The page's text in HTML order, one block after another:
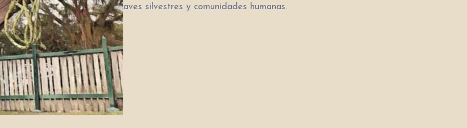
aves silvestres y comunidades humanas.